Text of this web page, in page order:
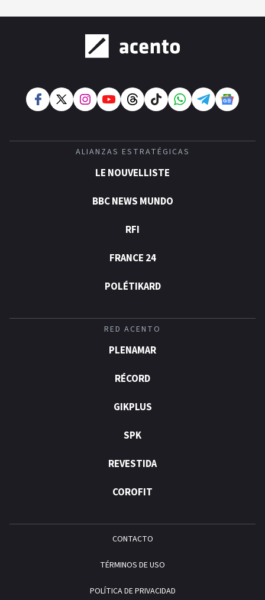
ALIANZAS ESTRATÉGICAS
LE NOUVELLISTE
BBC NEWS MUNDO
RFI
FRANCE 24
POLÉTIKARD
RED ACENTO
PLENAMAR
RÉCORD
GIKPLUS
SPK
REVESTIDA
COROFIT
CONTACTO
TÉRMINOS DE USO
POLÍTICA DE PRIVACIDAD